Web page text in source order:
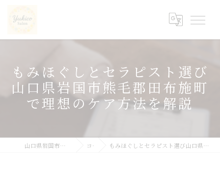
もみほぐしとセラピスト選び
山口県岩国市熊毛郡田布施町
で理想のケア方法を解説
山口県岩国市の整体ならyukicoサロン コラム もみほぐしとセラピスト選び山口県岩国市熊毛郡田布施町で理想のケア方法を解説